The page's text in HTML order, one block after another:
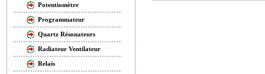
Potentiomètre
Programmateur
Quartz Résonateurs
Radiateur Ventilateur
Relais